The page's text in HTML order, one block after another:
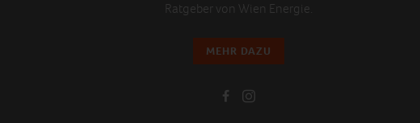
Ratgeber von Wien Energie.
MEHR DAZU